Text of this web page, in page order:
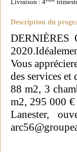
Livraison : 4
Description du
DERNIÈRES
Vous
des services et
88 m2, 3
m2, 295 000 €
Lanester,